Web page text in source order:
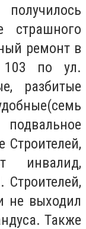
страшного
ремонт в
по ул.
разбитые
не выходил
Также